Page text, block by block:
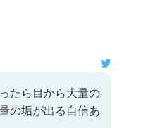
たら目から大量の
の垢が出る自信あ